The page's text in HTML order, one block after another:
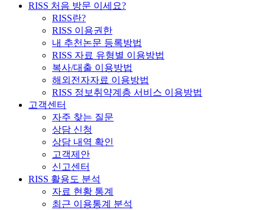
RISS 처음 방문 이세요?
RISS란?
RISS 이용권한
내 추천논문 등록방법
RISS 자료 유형별 이용방법
복사/대출 이용방법
해외전자자료 이용방법
RISS 정보취약계층 서비스 이용방법
고객센터
자주 찾는 질문
상담 신청
상담 내역 확인
고객제안
신고센터
RISS 활용도 분석
자료 현황 통계
최근 이용통계 분석